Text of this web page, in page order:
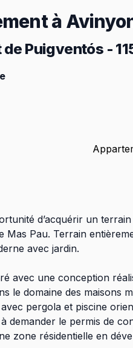
à
Puigventós -
d’acquérir un
Mas Pau. Terrain
avec jardin.
avec une conception
le domaine des maisons
pergola et piscine
demander le permis de
zone résidentielle en